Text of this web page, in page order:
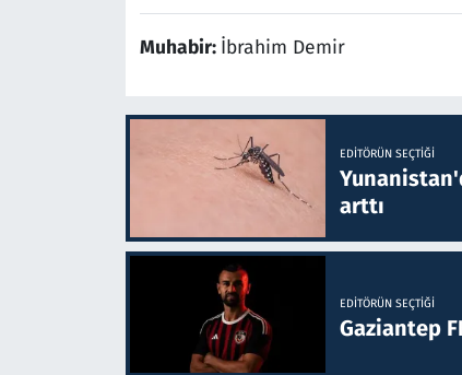
Muhabir: İbrahim Demir
EDITÖRÜN SEÇTIĞI
arttı
EDITÖRÜN SEÇTIĞI
Gaziantep